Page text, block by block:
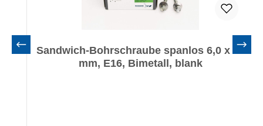
Sandwich-Bohrschraube spanlos 6,0 x 65
mm, E16, Bimetall, blank